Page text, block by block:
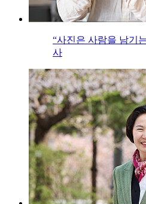
“사진은 사람을 남기
사